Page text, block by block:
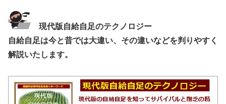
現代版自給自足のテクノロジー
自給自足は今と昔では大違い、その違いなどを判りやすく
解説いたします。